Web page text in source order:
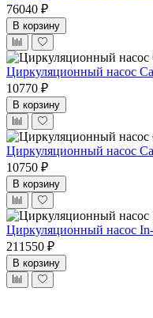
76040 ₽
В корзину
Циркуляционный насос
10770 ₽
В корзину
Циркуляционный насос
10750 ₽
В корзину
Циркуляционный насос
211550 ₽
В корзину